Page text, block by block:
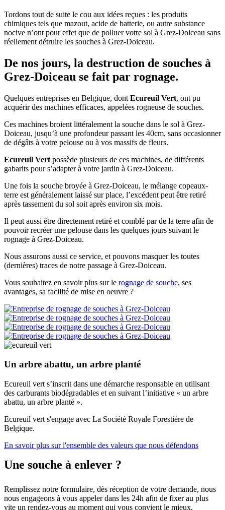
Tordons tout de suite le cou aux idées reçues : les produits
chimiques tels que mazout, acide de batterie, ou autre substance
nocive n’ont pour effet que de polluer votre sol à Grez-Doiceau sans
réellement détruire les souches à Grez-Doiceau.
De nos jours, la destruction de souches à
Grez-Doiceau se fait par rognage.
Quelques entreprises en Belgique, dont Ecureuil Vert, ont pu
acquérir des machines efficaces, appelées rogneuse de souches.
Ces machines broient littéralement la souche dans le sol à Grez-
Doiceau, jusqu’à une profondeur passant les 40cm, sans occasionner
de dégâts à votre pelouse ou à vos massifs de fleurs.
Ecureuil Vert possède plusieurs de ces machines, de différents
gabarits pour s’adapter à votre jardin à Grez-Doiceau.
Une fois la souche broyée à Grez-Doiceau, le mélange copeaux-
terre est généralement laissé sur place, l’excédent peut être retiré
après tassement du sol soit après environ six mois.
Il peut aussi être directement retiré et comblé par de la terre afin de
pouvoir recréer une pelouse dans les quelques jours suivant le
rognage à Grez-Doiceau.
Nous assurons aussi ce service, et pouvons masquer les toutes
(dernières) traces de notre passage à Grez-Doiceau.
Vous souhaitez en savoir plus sur le rognage de souche, ses
avantages, sa facilité de mise en oeuvre ?
Un arbre abattu, un arbre planté
Ecureuil vert s’inscrit dans une démarche responsable en utilisant
des carburants biodégradables et en suivant l’initiative « un arbre
abattu, un arbre planté ».
Ecureuil vert s'engage avec La Société Royale Forestière de
Belgique.
En savoir plus sur l'ensemble des valeurs que nous défendons
Une souche à enlever ?
Remplissez notre formulaire, dès réception de votre demande, nous
nous engageons à vous appeler dans les 24h afin de fixer au plus
vite un rendez-vous au moment qui vous convient le mieux.